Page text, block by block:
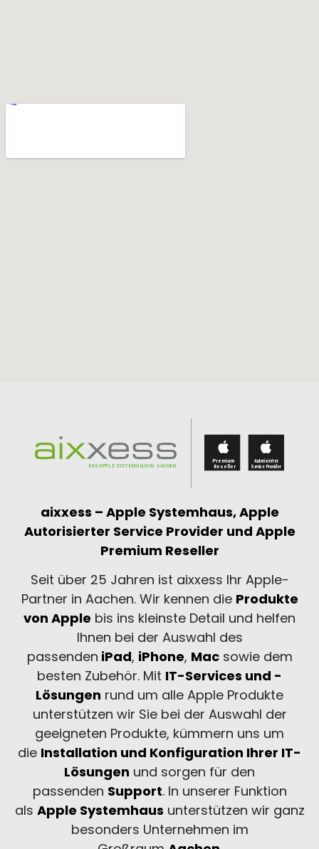
aixxess – Apple Systemhaus,Apple
Autorisierter Service Provider und Apple
Premium Reseller
Seit über 25 Jahren ist aixxess Ihr Apple-
Partner in Aachen. Wir kennen die Produkte
von Apple bis ins kleinste Detail und helfen
Ihnen bei der Auswahl des
passenden iPad, iPhone, Macsowie dem
besten Zubehör. Mit IT-Services und -
Lösungen rund um alle Apple Produkte
unterstützen wir Sie bei der Auswahl der
geeigneten Produkte, kümmern uns um
die Installation und Konfiguration Ihrer IT-
Lösungen und sorgen für den
passenden Support. In unserer Funktion
als Apple Systemhaus unterstützen wir ganz
besonders Unternehmen im